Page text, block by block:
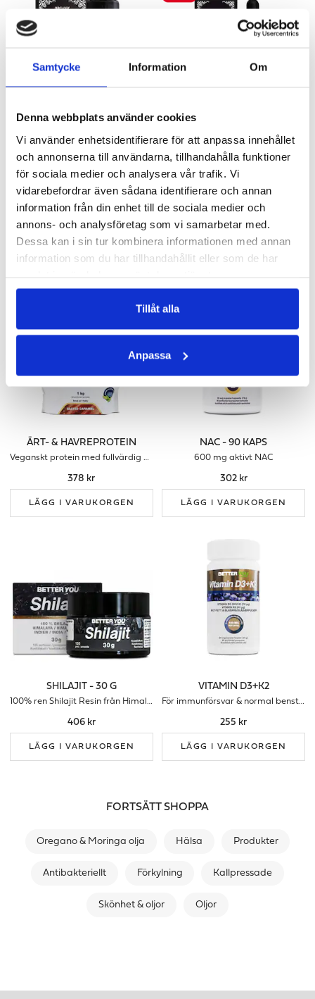
Samtycke Information Om
Denna webbplats använder cookies
Vi använder enhetsidentifierare för att anpassa innehållet
och annonserna till användarna, tillhandahålla funktioner
för sociala medier och analysera vår trafik. Vi
vidarebefordrar även sådana identifierare och annan
information från din enhet till de sociala medier och
annons- och analysföretag som vi samarbetar med.
Dessa kan i sin tur kombinera informationen med annan
information som du har tillhandahållit eller som de har
Tillåt alla
Anpassa
JOJOBAOLJA - KALLPRESSAD
100 & 250 ml
LÄGG I VARUKORGEN
ARGANOLJA - KALLPRESSAD
30 & 100 ml
LÄGG I VARUKORGEN
ANDRA KÖPTE
ÄRT- & HAVREPROTEIN
Veganskt protein med fullvärdig aminoprofil
378 kr
LÄGG I VARUKORGEN
NAC - 90 KAPS
600 mg aktivt NAC
302 kr
LÄGG I VARUKORGEN
SHILAJIT - 30 G
100% ren Shilajit Resin från Himalaya
406 kr
LÄGG I VARUKORGEN
VITAMIN D3+K2
För immunförsvar & normal benstomme
255 kr
LÄGG I VARUKORGEN
FORTSÄTT SHOPPA
Oregano & Moringa olja Hälsa Produkter
Antibakteriellt Förkylning Kallpressade
Skönhet & oljor Oljor